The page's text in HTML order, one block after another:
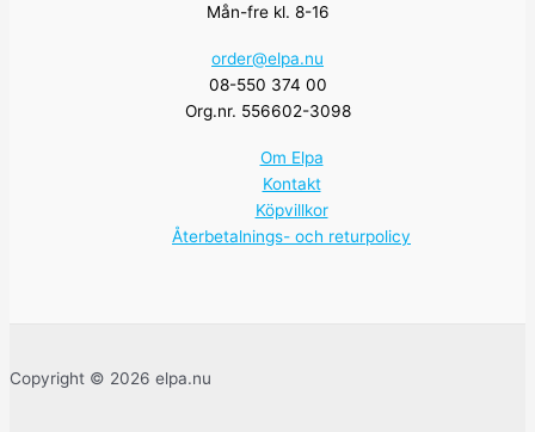
Mån-fre kl. 8-16
order@elpa.nu
08-550 374 00
Org.nr. 556602-3098
Om Elpa
Kontakt
Köpvillkor
Återbetalnings- och returpolicy
Copyright © 2026 elpa.nu